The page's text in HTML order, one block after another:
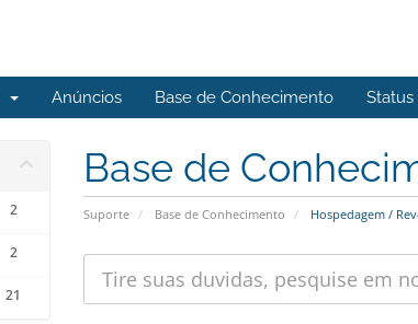
Anúncios Base de Conhecimento Status
Base de
Suporte Base de Conhecimento Hospedagem /
2
2
21